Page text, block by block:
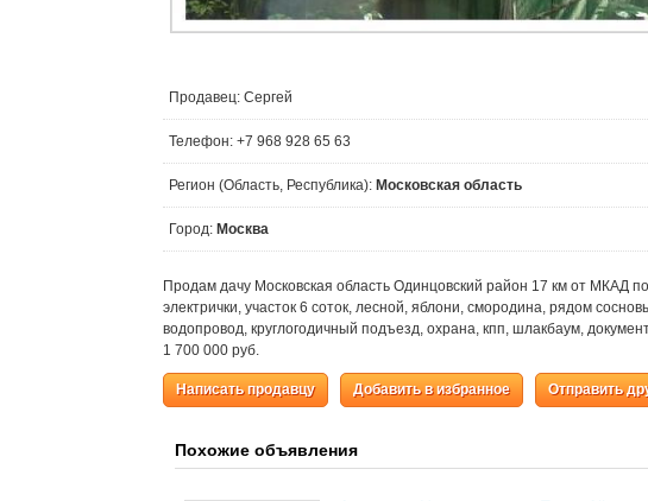
Продавец: Сергей
Телефон: +7 968 928 65 63
Регион (Область, Республика): Московская область
Город: Москва
Продам дачу Московская область Одинцовский район 17 км от МКАД
электрички, участок 6 соток, лесной, яблони, смородина, рядом
водопровод, круглогодичный подъезд, охрана, кпп, шлакбаум,
1 700 000 руб.
Написать продавцу Добавить в избранное Отправить
Похожие объявления